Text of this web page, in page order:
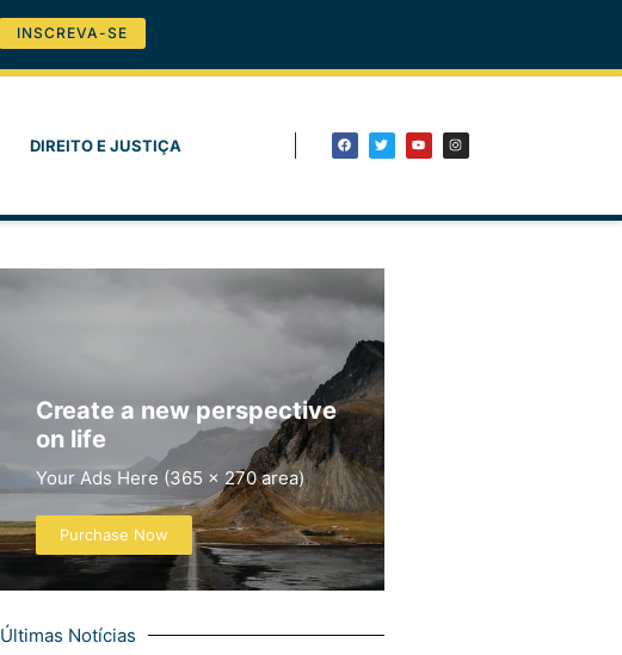
INSCREVA-SE
DIREITO E JUSTIÇA
Create a new perspective
on life
Your Ads Here (365 x 270 area)
Purchase Now
Últimas Notícias